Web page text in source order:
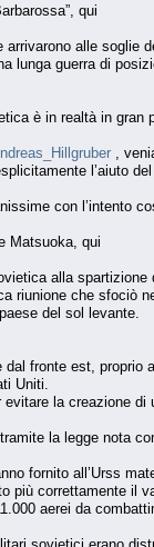
qui
alle soglie
lunga guerra di
è in realtà in gran
,
l’aiuto
con l’intento
Matsuoka, qui
alla spartizione
riunione che sfociò
del sol levante.
fronte est, proprio
Uniti.
la creazione
la legge nota
fornito all’Urss
più correttamente il
aerei da